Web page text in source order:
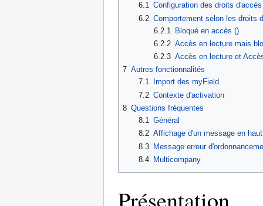
6.1 Configuration des droits d'accès
6.2 Comportement selon les droits
6.2.1
Bloqué en accès ()
6.2.2 Accès en lecture mais
6.2.3 Accès en lecture et
7 Autres fonctionnalités
7.1
Import des myField
7.2 Contexte d'activation
8 Questions fréquentes
8.1 Général
8.2 Affichage d'un message en
8.3
Message erreur
8.4
Multicompany
Présentation